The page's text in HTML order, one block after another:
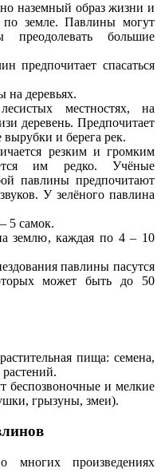
наземный образ жизни и
по земле. Павлины могут
большие
предпочитает спасаться
деревьях.
местностях, на
деревень. Предпочитает
вырубки и берега рек.
резким и громким
им редко. Учёные
павлины предпочитают
У зелёного павлина
5 самок.
землю, каждая по 4 – 10
павлины пасутся
может быть до 50
пища: семена,
беспозвоночные и мелкие
грызуны, змеи).
многих произведениях